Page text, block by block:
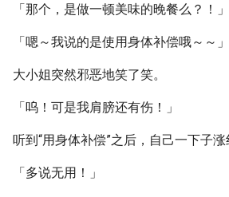
「那个，是做一顿美味的晚餐么？！」
「嗯～我说的是使用身体补偿哦～～」
大小姐突然邪恶地笑了笑。
「呜！可是我肩膀还有伤！」
听到“用身体补偿”之后，自己一下子涨
「多说无用！」